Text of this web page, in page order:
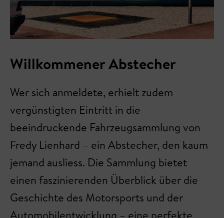
Willkommener Abstecher
Wer sich anmeldete, erhielt zudem
vergünstigten Eintritt in die
beeindruckende Fahrzeugsammlung von
Fredy Lienhard – ein Abstecher, den kaum
jemand ausliess. Die Sammlung bietet
einen faszinierenden Überblick über die
Geschichte des Motorsports und der
Automobilentwicklung – eine perfekte